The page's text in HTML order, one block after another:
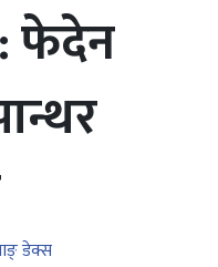
फेदेन
डेक्स